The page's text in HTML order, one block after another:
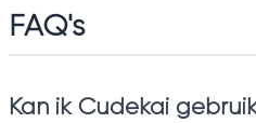
FAQ's
Kan ik Cudekai